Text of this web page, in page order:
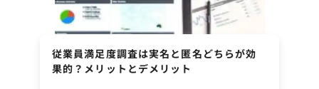
従業員満足度調査は実名と匿名どちらが効
果的？メリットとデメリット